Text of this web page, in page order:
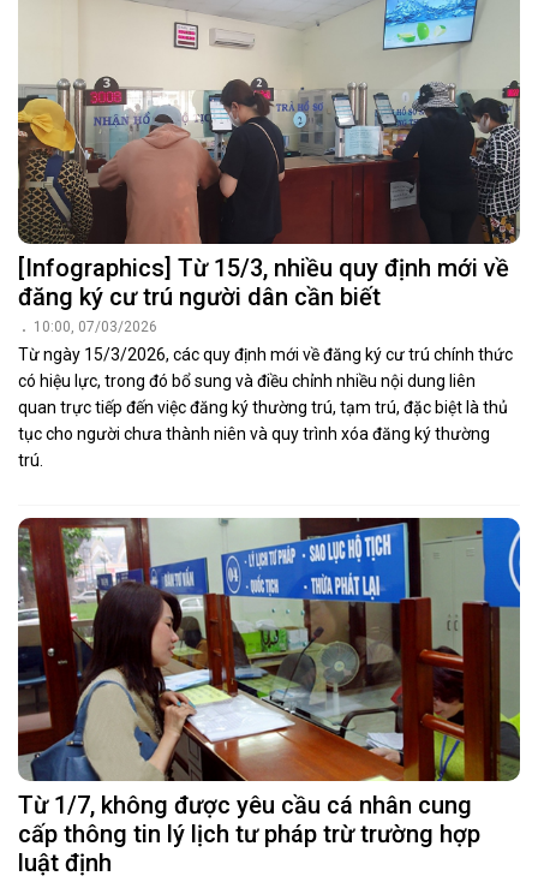
[Infographics] Từ 15/3, nhiều quy định mới về
đăng ký cư trú người dân cần biết
10:00, 07/03/2026
Từ ngày 15/3/2026, các quy định mới về đăng ký cư trú chính thức
có hiệu lực, trong đó bổ sung và điều chỉnh nhiều nội dung liên
quan trực tiếp đến việc đăng ký thường trú, tạm trú, đặc biệt là thủ
tục cho người chưa thành niên và quy trình xóa đăng ký thường
trú.
Từ 1/7, không được yêu cầu cá nhân cung
cấp thông tin lý lịch tư pháp trừ trường hợp
luật định